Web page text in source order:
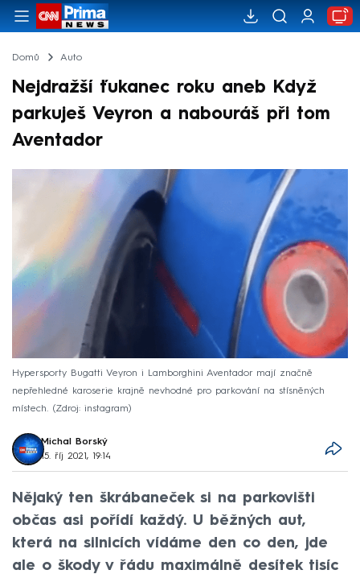
Domů Auto
Nejdražší ťukanec roku aneb Když
parkuješ Veyron a nabouráš při tom
Aventador
Hypersporty Bugatti Veyron i Lamborghini Aventador mají značně
nepřehledné karoserie krajně nevhodné pro parkování na stísněných
místech.
Zdroj: instagram
Michal Borský
15. říj 2021, 19:14
Nějaký ten škrábaneček si na parkovišti
občas asi pořídí každý. U běžných aut,
která na silnicích vídáme den co den, jde
ale o škody v řádu maximálně desítek tisíc